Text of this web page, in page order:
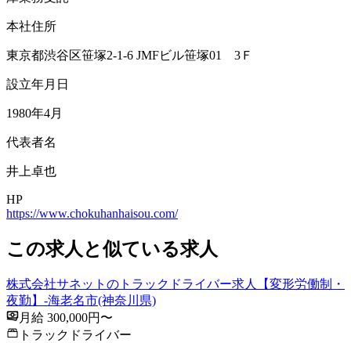
本社住所
東京都渋谷区笹塚2-1-6 JMFビル笹塚01 3Ｆ
設立年月日
1980年4月
代表者名
井上卓也
HP
https://www.chokuhanhaisou.com/
この求人と似ている求人
株式会社サネットのトラックドライバー求人【変形労働制・
夜勤】-海老名市(神奈川県)
月給 300,000円〜
トラックドライバー